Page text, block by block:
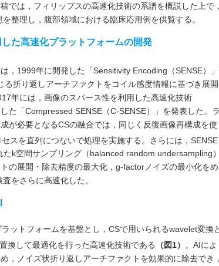
では，フィリップスの高速化技術の系譜を概説した上で，
整理し，腹部領域における臨床応用例を供覧する。
た高速化プラットフォームの開発
，1999年に開発した「Sensitivity Encoding（SENSE）」
折り返しアーチファクトをコイル感度情報に基づき展開
年には，画像のスパース性を利用した高速化技術
た「Compressed SENSE（C-SENSE）」を発表した。
が必要となるCSの融合では，同じく反復画像再構成を使
スを直列につないで処理を実施する。さらには，SENSE
k空間サンプリング（balanced random undersampling
の展開・除去精度の最大化，g-factorノイズの最小化を
をさらに高速化した。
ットフォームを基盤とし，CSで用いられるwavelet変換
換して最適化を行った高速化技術である （図1）
。AIによ
，ノイズ状折り返しアーチファクトを効果的に除去でき